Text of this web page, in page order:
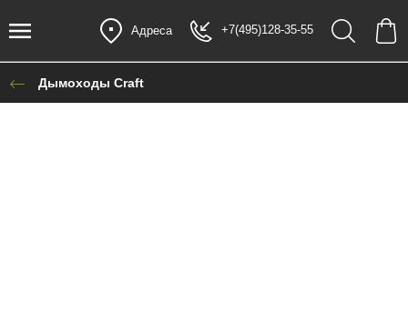
Адреса +7(495)128-35-55
Дымоходы Craft